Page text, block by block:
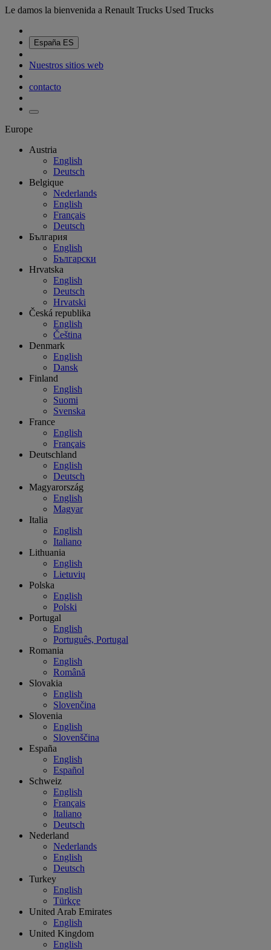
Le damos la bienvenida a Renault Trucks Used Trucks
España ES
Nuestros sitios web
contacto
Europe
Austria
English
Deutsch
Belgique
Nederlands
English
Français
Deutsch
България
English
Български
Hrvatska
English
Deutsch
Hrvatski
Česká republika
English
Čeština
Denmark
English
Dansk
Finland
English
Suomi
Svenska
France
English
Français
Deutschland
English
Deutsch
Magyarország
English
Magyar
Italia
English
Italiano
Lithuania
English
Lietuvių
Polska
English
Polski
Portugal
English
Português, Portugal
Romania
English
Română
Slovakia
English
Slovenčina
Slovenia
English
Slovenščina
España
English
Español
Schweiz
English
Français
Italiano
Deutsch
Nederland
Nederlands
English
Deutsch
Turkey
English
Türkçe
United Arab Emirates
English
United Kingdom
English